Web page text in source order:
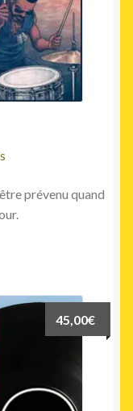
prévenu quand
45,00€